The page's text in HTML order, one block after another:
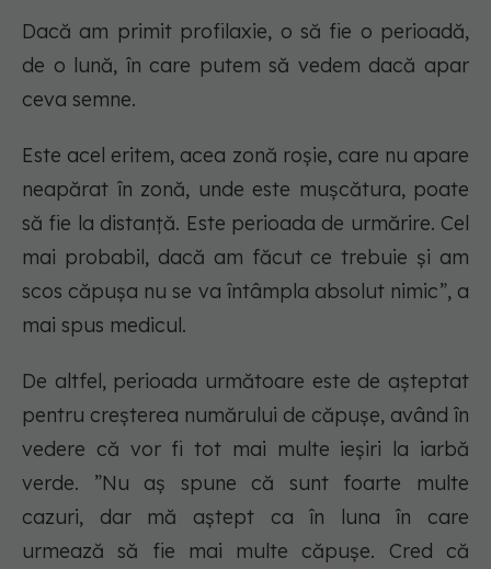
Dacă am primit profilaxie, o să fie o perioadă,
de o lună, în care putem să vedem dacă apar
ceva semne.
Este acel eritem, acea zonă roșie, care nu apare
neapărat în zonă, unde este mușcătura, poate
să fie la distanță. Este perioada de urmărire. Cel
mai probabil, dacă am făcut ce trebuie și am
scos căpușa nu se va întâmpla absolut nimic”, a
mai spus medicul.
De altfel, perioada următoare este de așteptat
pentru creșterea numărului de căpușe, având în
vedere că vor fi tot mai multe ieșiri la iarbă
verde. ”Nu aș spune că sunt foarte multe
cazuri, dar mă aștept ca în luna în care
urmează să fie mai multe căpușe. Cred că